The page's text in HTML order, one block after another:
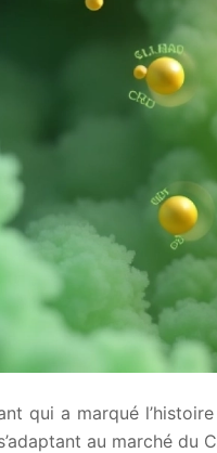
qui a marqué
au marché